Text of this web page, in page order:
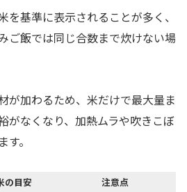
を基準に表示されることが多く、
ご飯では同じ合数まで炊けない場
が加わるため、米だけで最大量ま
がなくなり、加熱ムラや吹きこぼ
。
の目安 注意点